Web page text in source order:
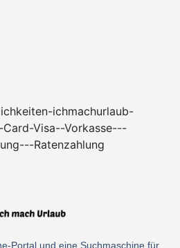
Portal und eine Suchmaschine für